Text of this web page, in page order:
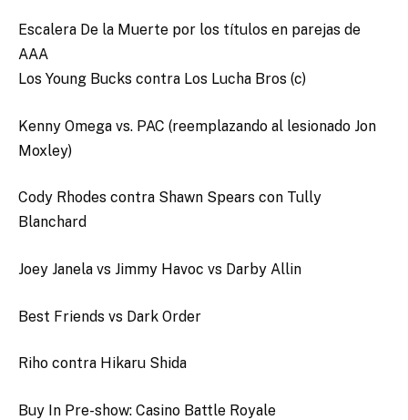
Escalera De la Muerte por los títulos en parejas de
AAA
Los Young Bucks contra Los Lucha Bros (c)
Kenny Omega vs. PAC (reemplazando al lesionado Jon
Moxley)
Cody Rhodes contra Shawn Spears con Tully
Blanchard
Joey Janela vs Jimmy Havoc vs Darby Allin
Best Friends vs Dark Order
Riho contra Hikaru Shida
Buy In Pre-show: Casino Battle Royale